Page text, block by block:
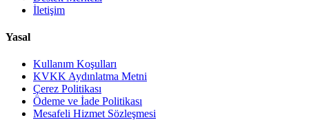
İletişim
Yasal
Kullanım Koşulları
KVKK Aydınlatma Metni
Çerez Politikası
Ödeme ve İade Politikası
Mesafeli Hizmet Sözleşmesi